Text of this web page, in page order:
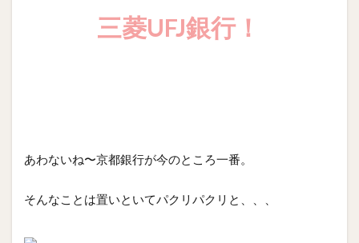
三菱UFJ銀行！
あわないね〜京都銀行が今のところ一番。
そんなことは置いといてパクリパクリと、、、